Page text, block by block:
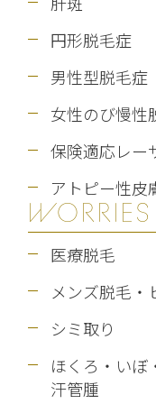
円形脱毛症
男性型脱毛症
女性のび慢性
保険適応レー
アトピー性皮
WORRIES
医療脱毛
メンズ脱毛・
シミ取り
ほくろ・いぼ
汗管腫